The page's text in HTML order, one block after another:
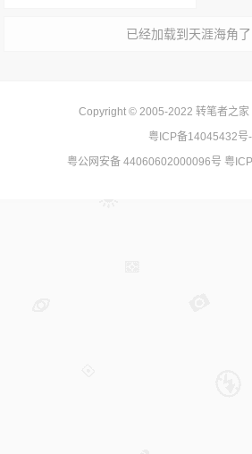
已经加载到天涯海角了
Copyright © 2005-2022 转笔者之家
粤ICP备14045432号
粤公网安备 44060602000096号 粤